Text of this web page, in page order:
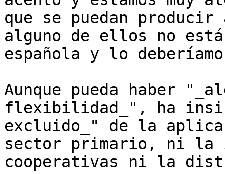
que se puedan
alguno de ellos no
española y lo
Aunque pueda haber
flexibilidad_", ha
excluido_" de la
sector primario, ni
cooperativas ni la